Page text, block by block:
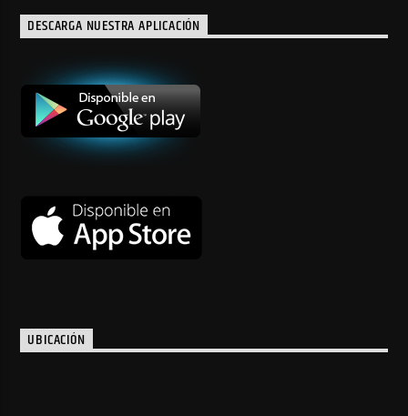
DESCARGA NUESTRA APLICACIÓN
UBICACIÓN